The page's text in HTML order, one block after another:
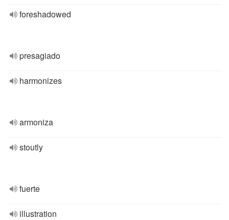
foreshadowed
presagiado
harmonizes
armoniza
stoutly
fuerte
illustration